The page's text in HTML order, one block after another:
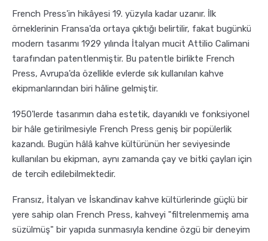
French Press'in hikâyesi 19. yüzyıla kadar uzanır. İlk
örneklerinin Fransa'da ortaya çıktığı belirtilir, fakat bugünkü
modern tasarımı 1929 yılında İtalyan mucit Attilio Calimani
tarafından patentlenmiştir. Bu patentle birlikte French
Press, Avrupa'da özellikle evlerde sık kullanılan kahve
ekipmanlarından biri hâline gelmiştir.
1950'lerde tasarımın daha estetik, dayanıklı ve fonksiyonel
bir hâle getirilmesiyle French Press geniş bir popülerlik
kazandı. Bugün hâlâ kahve kültürünün her seviyesinde
kullanılan bu ekipman, aynı zamanda çay ve bitki çayları için
de tercih edilebilmektedir.
Fransız, İtalyan ve İskandinav kahve kültürlerinde güçlü bir
yere sahip olan French Press, kahveyi "filtrelenmemiş ama
süzülmüş" bir yapıda sunmasıyla kendine özgü bir deneyim